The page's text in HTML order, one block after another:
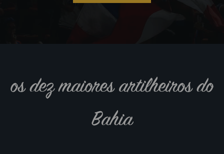
os dez maiores artilheiros do
Bahia